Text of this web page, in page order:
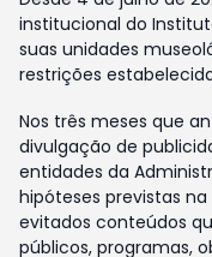
institucional do
suas unidades
restrições
Nos três meses que
divulgação de
entidades da
hipóteses previstas
evitados conteúdos
públicos, programas,